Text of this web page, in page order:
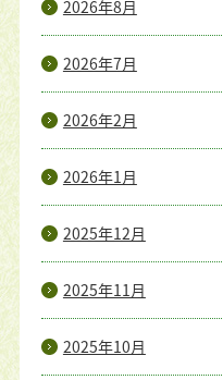
2026年8月
2026年7月
2026年2月
2026年1月
2025年12月
2025年11月
2025年10月